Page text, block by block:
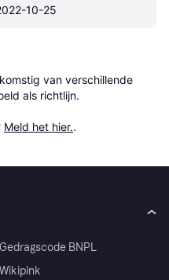
10-25
van verschillende
als richtlijn.
Meld het hier..
Gedragscode BNPL
Wikipink